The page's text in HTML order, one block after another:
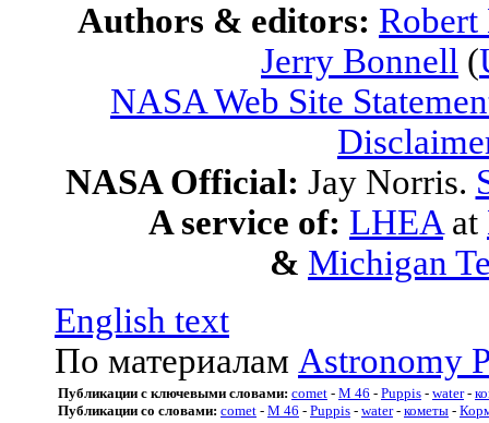
Authors & editors:
Jerry Bonnell (
NASA Web Site
NASA Official: Jay Norris.
A service of: LHEA at
& Michigan
English text
По материалам Astronomy
Публикации с ключевыми словами: comet - M 46 - Puppis - water-
Публикации со словами: comet - M 46 - Puppis - water- кометы -